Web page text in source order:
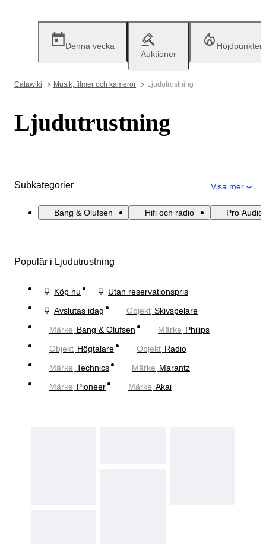
Denna vecka
Auktioner
Höjdpunkter
Catawiki Musik, filmer och kameror Ljudutrustning
Ljudutrustning
Subkategorier Visa mer
Bang & Olufsen Hifi och radio Pro Audio
Populär i Ljudutrustning
Köp nu
Utan reservationspris
Avslutas idag
Objekt Skivspelare
Märke Bang & Olufsen Märke Philips
Objekt Högtalare Objekt Radio
Märke Technics Märke Marantz
Märke Pioneer Märke Akai